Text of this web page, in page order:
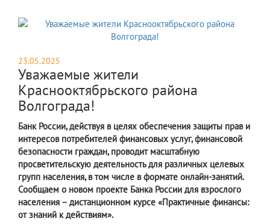
23.05.2025
Уважаемые жители
Краснооктябрьского района
Волгограда!
Банк России, действуя в целях обеспечения защиты прав и
интересов потребителей финансовых услуг, финансовой
безопасности граждан, проводит масштабную
просветительскую деятельность для различных целевых
групп населения, в том числе в формате онлайн-занятий.
Сообщаем о новом проекте Банка России для взрослого
населения – дистанционном курсе «Практичные финансы:
от знаний к действиям».